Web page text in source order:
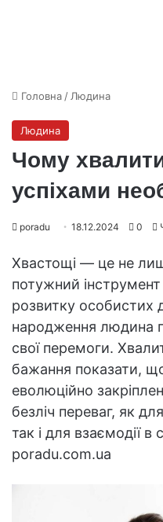
Головна / Людина
Людина
Чому
успіхами
poradu 18.12.2024 0
Хвастощі — це не
потужний
розвитку особистих
народження людина
свої перемоги.
бажання показати,
еволюційно
безліч переваг, як
так і для взаємодії в
poradu.com.ua